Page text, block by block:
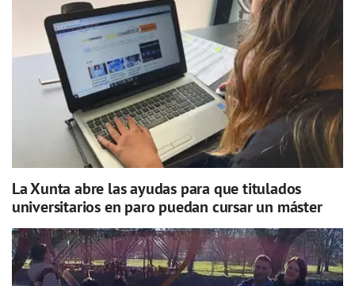
La Xunta abre las ayudas para que titulados
universitarios en paro puedan cursar un máster